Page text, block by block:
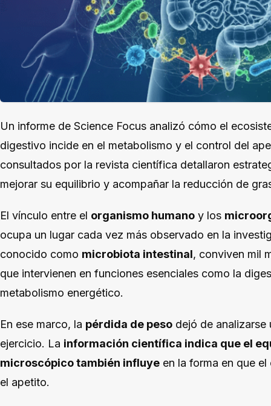
Un informe de Science Focus analizó cómo el
digestivo incide en el metabolismo y el control del
consultados por la revista científica detallaron
mejorar su equilibrio y acompañar la reducción de
El vínculo entre el organismo humano y los
ocupa un lugar cada vez más observado en la
conocido como microbiota intestinal, conviven mil
que intervienen en funciones esenciales como la
metabolismo energético.
En ese marco, la pérdida de peso dejó de analizarse
ejercicio. La información científica indica que el
microscópico también influye en la forma en que
el apetito.